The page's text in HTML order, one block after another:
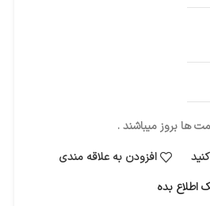
ها بروز میباشند .
افزودن به علاقه مندی
اطلاع بده